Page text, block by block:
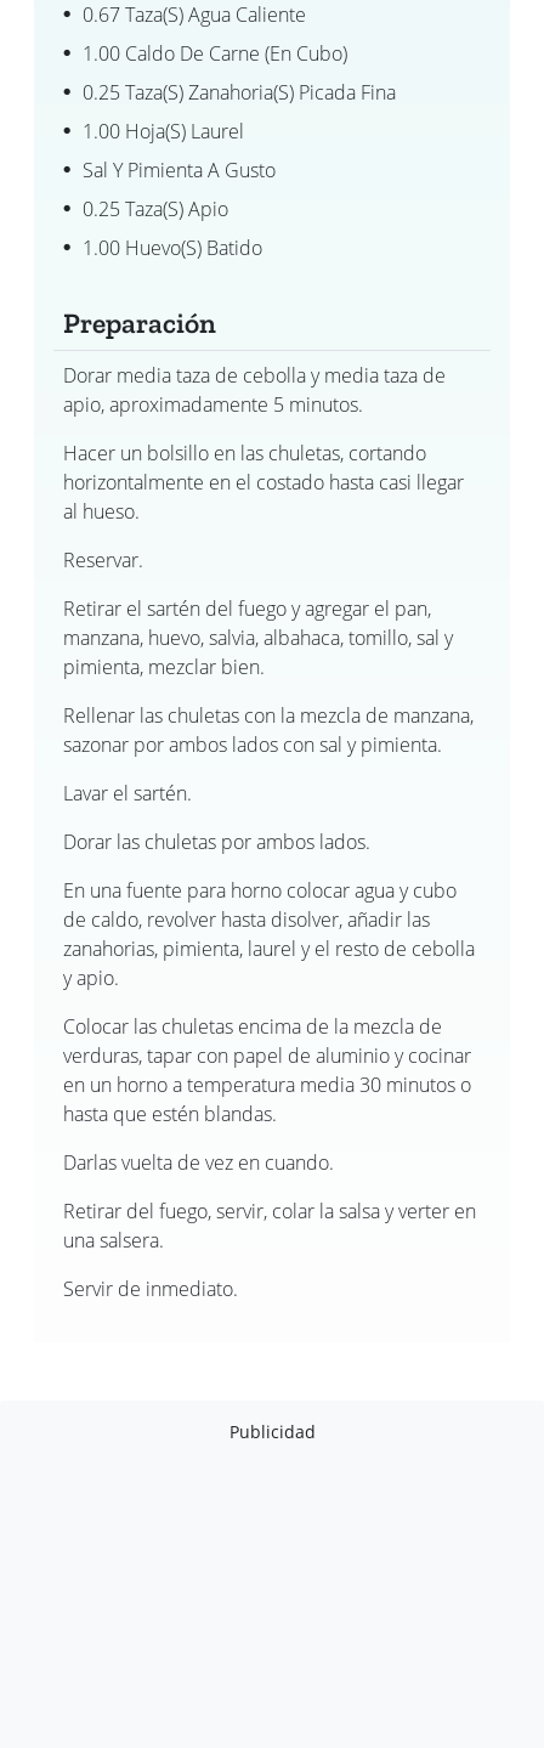
0.67 Taza(s) Agua Caliente
1.00 Caldo De Carne (en Cubo)
0.25 Taza(s) Zanahoria(s) Picada Fina
1.00 Hoja(s) Laurel
Sal Y Pimienta A Gusto
0.25 Taza(s) Apio
1.00 Huevo(s) Batido
Preparación
Dorar media taza de cebolla y media taza de
apio, aproximadamente 5 minutos.
Hacer un bolsillo en las chuletas, cortando
horizontalmente en el costado hasta casi llegar
al hueso.
Reservar.
Retirar el sartén del fuego y agregar el pan,
manzana, huevo, salvia, albahaca, tomillo, sal y
pimienta, mezclar bien.
Rellenar las chuletas con la mezcla de manzana,
sazonar por ambos lados con sal y pimienta.
Lavar el sartén.
Dorar las chuletas por ambos lados.
En una fuente para horno colocar agua y cubo
de caldo, revolver hasta disolver, añadir las
zanahorias, pimienta, laurel y el resto de cebolla
y apio.
Colocar las chuletas encima de la mezcla de
verduras, tapar con papel de aluminio y cocinar
en un horno a temperatura media 30 minutos o
hasta que estén blandas.
Darlas vuelta de vez en cuando.
Retirar del fuego, servir, colar la salsa y verter en
una salsera.
Servir de inmediato.
Publicidad